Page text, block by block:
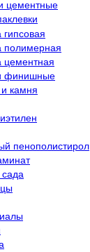
цементные
полимерная
цементная
финишные
камня
пенополистирол